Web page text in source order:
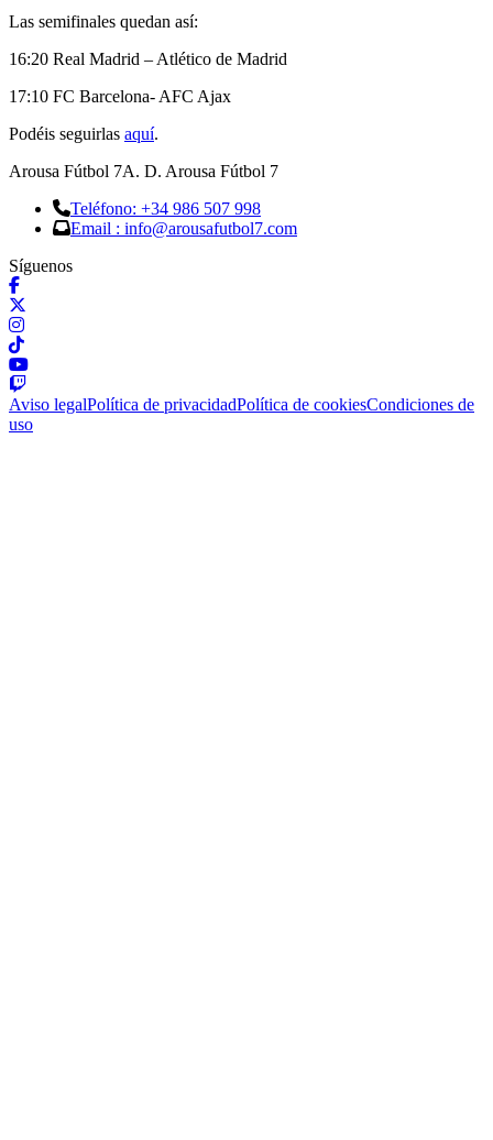
Las semifinales quedan así:
16:20 Real Madrid – Atlético de Madrid
17:10 FC Barcelona- AFC Ajax
Podéis seguirlas aquí.
Arousa Fútbol 7A. D. Arousa Fútbol 7
Teléfono: +34 986 507 998
Email : info@arousafutbol7.com
Síguenos
Aviso legalPolítica de privacidadPolítica de cookiesCondiciones de
uso